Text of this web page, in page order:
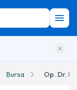
Bursa Op. Dr.